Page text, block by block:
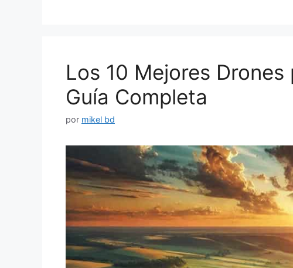
Los 10 Mejores
Guía Completa
por mikel bd